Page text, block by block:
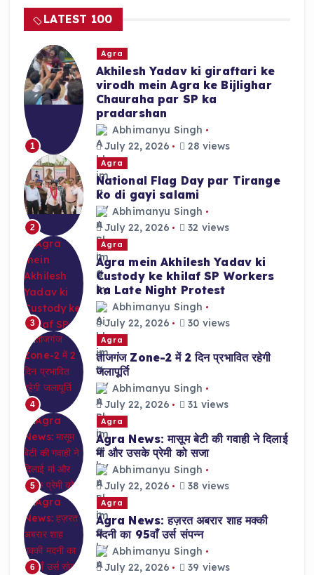
o
o
k
p
p
LATEST 100
1
Agra
Akhilesh Yadav ki giraftari ke
virodh mein Agra ke Bijlighar
Chauraha par SP ka
pradarshan
Abhimanyu Singh
July 22, 2026
28 views
2
Agra
National Flag Day par Tirange
ko di gayi salami
Abhimanyu Singh
July 22, 2026
32 views
3
Agra
Agra mein Akhilesh Yadav ki
Custody ke khilaf SP Workers
ka Late Night Protest
Abhimanyu Singh
July 22, 2026
30 views
4
Agra
ताजगंज Zone-2 में 2 दिन प्रभावित रहेगी
जलापूर्ति
Abhimanyu Singh
July 22, 2026
31 views
5
Agra
Agra News: मासूम बेटी की गवाही ने दिलाई
मां और उसके प्रेमी को सजा
Abhimanyu Singh
July 22, 2026
38 views
6
Agra
Agra News: हज़रत अबरार शाह मक्की
मदनी का 95वाँ उर्स संपन्न
Abhimanyu Singh
July 22, 2026
39 views